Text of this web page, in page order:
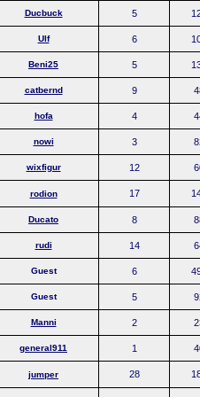
Ducbuck 5
Ulf 6
Beni25 5
catbernd 9
hofa 4
nowi 3
wixfigur 12
rodion 17
Ducato 8
rudi 14
Guest 6
Guest 5
Manni 2
general911 1
jumper 28